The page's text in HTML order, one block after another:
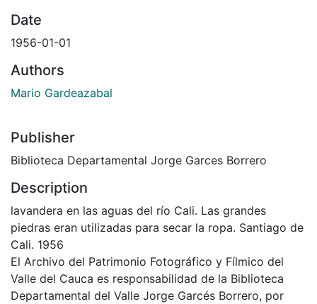
Date
1956-01-01
Authors
Mario Gardeazabal
Publisher
Biblioteca Departamental Jorge Garces Borrero
Description
lavandera en las aguas del río Cali. Las grandes
piedras eran utilizadas para secar la ropa. Santiago de
Cali. 1956
El Archivo del Patrimonio Fotográfico y Fílmico del
Valle del Cauca es responsabilidad de la Biblioteca
Departamental del Valle Jorge Garcés Borrero, por